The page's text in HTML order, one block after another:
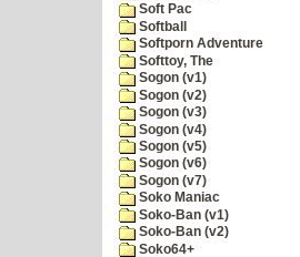
Soft Pac
Softball
Softporn Adventure
Softtoy, The
Sogon (v1)
Sogon (v2)
Sogon (v3)
Sogon (v4)
Sogon (v5)
Sogon (v6)
Sogon (v7)
Soko Maniac
Soko-Ban (v1)
Soko-Ban (v2)
Soko64+